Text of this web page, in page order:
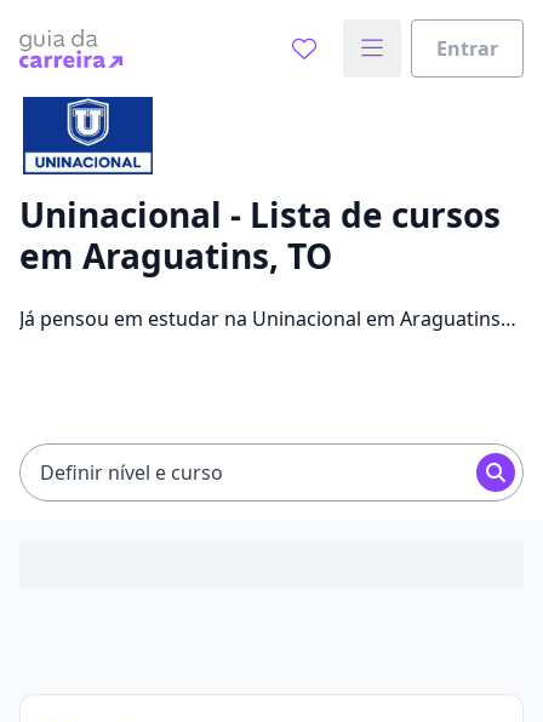
Entrar
Vamos te guiar no caminho ideal para seus estudos
Sim, já sei
Uninacional - Lista de cursos
em Araguatins, TO
Já pensou em estudar na Uninacional em Araguatins
Definir nível e curso